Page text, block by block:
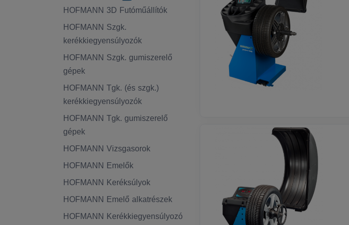
HOFMANN 3D Futóműállítók
HOFMANN Szgk.
kerékkiegyensúlyozók
HOFMANN Szgk. gumiszerelő
gépek
HOFMANN Tgk. (és szgk.)
kerékkiegyensúlyozók
HOFMANN Tgk. gumiszerelő
gépek
HOFMANN Vizsgasorok
HOFMANN Emelők
HOFMANN Keréksúlyok
HOFMANN Emelő alkatrészek
HOFMANN Kerékkiegyensúlyozó